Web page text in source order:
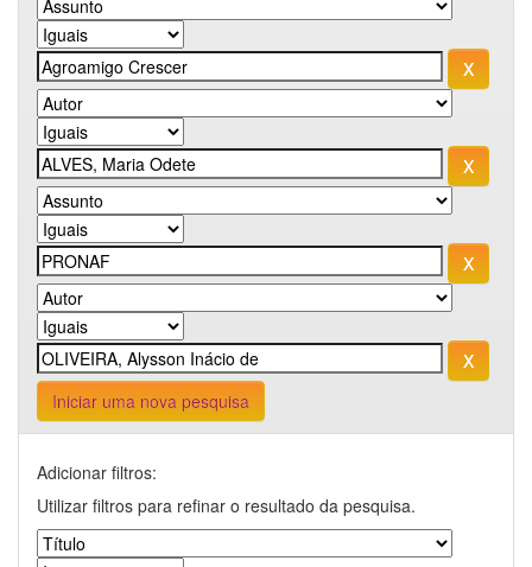
Iniciar uma nova pesquisa
Adicionar filtros:
Utilizar filtros para refinar o resultado da pesquisa.